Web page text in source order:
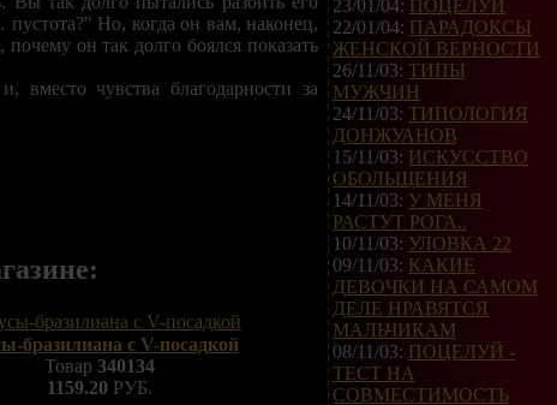
пустота?" Но, когда он вам, наконец,
он так долго боялся показать
вместо чувства благодарности за
бразилиана с V-посадкой
Товар 340134
1159.20 РУБ.
23/01/04: ПОЦЕЛУИ
22/01/04: ПАРАДОКСЫ
ЖЕНСКОЙ ВЕРНОСТИ
26/11/03: ТИПЫ
МУЖЧИН
24/11/03: ТИПОЛОГИЯ
ДОНЖУАНОВ
15/11/03: ИСКУССТВО
ОБОЛЬЩЕНИЯ
14/11/03: У МЕНЯ
РАСТУТ РОГА..
10/11/03: УЛОВКА 22
09/11/03: КАКИЕ
ДЕВОЧКИ НА САМОМ
ДЕЛЕ НРАВЯТСЯ
МАЛЬЧИКАМ
08/11/03: ПОЦЕЛУЙ -
ТЕСТ НА
СОВМЕСТИМОСТЬ